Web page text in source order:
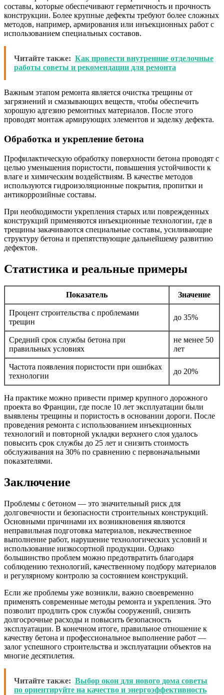
составы, которые обеспечивают герметичность и прочность
конструкции. Более крупные дефекты требуют более сложных
методов, например, армирования или инъекционных работ с
использованием специальных составов.
Читайте также: Как провести внутренние отделочные
работы советы и рекомендации для ремонта
Важным этапом ремонта является очистка трещины от
загрязнений и смазывающих веществ, чтобы обеспечить
хорошую адгезию ремонтных материалов. После этого
проводят монтаж армирующих элементов и заделку дефекта.
Обработка и укрепление бетона
Профилактическую обработку поверхности бетона проводят с
целью уменьшения пористости, повышения устойчивости к
влаге и химическим воздействиям. В качестве методов
используются гидроизоляционные покрытия, пропитки и
антикоррозийные составы.
При необходимости укрепления старых или поврежденных
конструкций применяются инъекционные технологии, где в
трещины закачиваются специальные составы, усиливающие
структуру бетона и препятствующие дальнейшему развитию
дефектов.
Статистика и реальные примеры
Показатель Значение
Процент строительства с проблемами
трещин
до 35%
Средний срок службы бетона при
правильных условиях
не менее 50
лет
Частота появления пористости при ошибках
технологии
до 20%
На практике можно привести пример крупного дорожного
проекта во Франции, где после 10 лет эксплуатации были
выявлены трещины и пористость в основании дороги. После
проведения ремонта с использованием инъекционных
технологий и повторной укладки верхнего слоя удалось
повысить срок службы до 25 лет и снизить стоимость
обслуживания на 30% по сравнению с первоначальными
показателями.
Заключение
Проблемы с бетоном — это значительный риск для
долговечности и безопасности строительных конструкций.
Основными причинами их возникновения являются
неправильная подготовка материалов, некачественное
выполнение работ, нарушение технологических условий и
использование низкосортной продукции. Однако
большинство проблем можно предотвратить благодаря
соблюдению технологий, качественному подбору материалов
и регулярному контролю за состоянием конструкций.
Если же проблемы уже возникли, важно своевременно
применять современные методы ремонта и укрепления. Это
позволит продлить срок службы сооружений, снизить
долгосрочные расходы и повысить безопасность
эксплуатации. В конечном итоге, правильное отношение к
качеству бетона и профессиональное выполнение работ —
залог успешного строительства и эксплуатации объектов на
многие десятилетия.
Читайте также: Выбор окон для нового дома советы
по ориентируйте на качество и энергоэффективность